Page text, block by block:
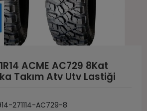
ACME AC729 8Kat
Takım Atv Utv Lastiği
271114-AC729-8